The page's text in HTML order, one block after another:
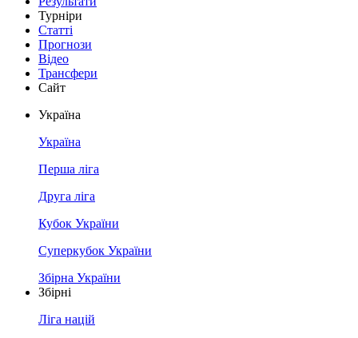
Турніри
Статті
Прогнози
Відео
Трансфери
Сайт
Україна
Україна
Перша ліга
Друга ліга
Кубок України
Суперкубок України
Збірна України
Збірні
Ліга націй